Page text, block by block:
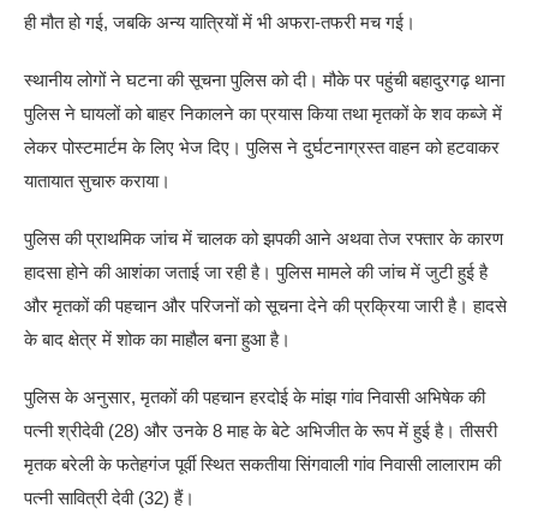
ही मौत हो गई, जबकि अन्य यात्रियों में भी अफरा-तफरी मच गई।
स्थानीय लोगों ने घटना की सूचना पुलिस को दी। मौके पर पहुंची बहादुरगढ़ थाना
पुलिस ने घायलों को बाहर निकालने का प्रयास किया तथा मृतकों के शव कब्जे में
लेकर पोस्टमार्टम के लिए भेज दिए। पुलिस ने दुर्घटनाग्रस्त वाहन को हटवाकर
यातायात सुचारु कराया।
पुलिस की प्राथमिक जांच में चालक को झपकी आने अथवा तेज रफ्तार के कारण
हादसा होने की आशंका जताई जा रही है। पुलिस मामले की जांच में जुटी हुई है
और मृतकों की पहचान और परिजनों को सूचना देने की प्रक्रिया जारी है। हादसे
के बाद क्षेत्र में शोक का माहौल बना हुआ है।
पुलिस के अनुसार, मृतकों की पहचान हरदोई के मांझ गांव निवासी अभिषेक की
पत्नी श्रीदेवी (28) और उनके 8 माह के बेटे अभिजीत के रूप में हुई है। तीसरी
मृतक बरेली के फतेहगंज पूर्वी स्थित सकतीया सिंगवाली गांव निवासी लालाराम की
पत्नी सावित्री देवी (32) हैं।